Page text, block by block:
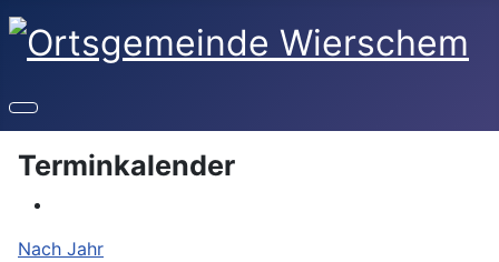
Terminkalender
Nach Jahr